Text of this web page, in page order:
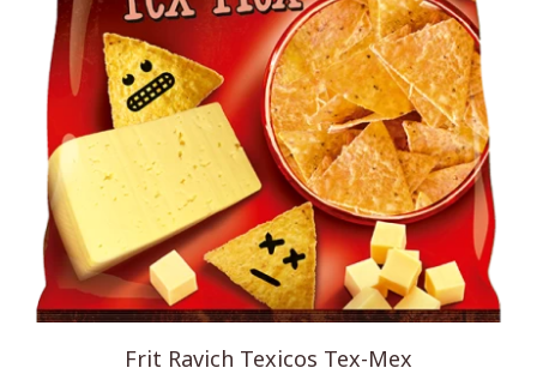
Frit Ravich Texicos Tex-Mex